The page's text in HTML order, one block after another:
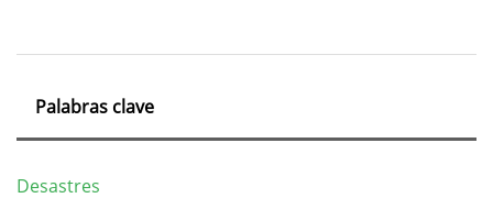
Palabras clave
Desastres